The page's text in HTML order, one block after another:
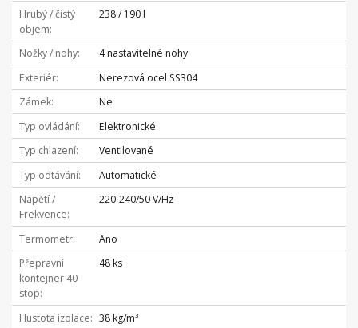
Hrubý / čistý
objem
238 / 190 l
Nožky / nohy
4 nastavitelné nohy
Exteriér
Nerezová ocel SS304
Zámek
Ne
Typ ovládání
Elektronické
Typ chlazení
Ventilované
Typ odtávání
Automatické
Napětí /
Frekvence
220-240/50 V/Hz
Termometr
Ano
Přepravní
kontejner 40
stop
48 ks
Hustota izolace
38 kg/m³